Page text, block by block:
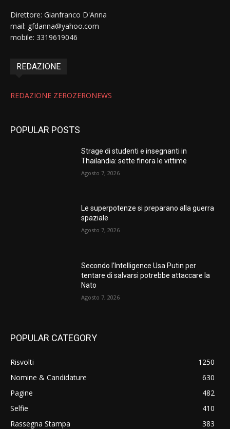
Direttore: Gianfranco D'Anna
mail: gfdanna@yahoo.com
mobile: 3319619046
REDAZIONE
REDAZIONE ZEROZERONEWS
POPULAR POSTS
Strage di studenti e insegnanti in
Thailandia: sette finora le vittime
Agosto 7, 2026
Le superpotenze si preparano alla guerra
spaziale
Agosto 7, 2026
Secondo l’Intelligence Usa Putin per
tentare di salvarsi potrebbe attaccare la
Nato
Agosto 7, 2026
POPULAR CATEGORY
Risvolti
1250
Nomine & Candidature
630
Pagine
482
Selfie
410
Rassegna Stampa
383